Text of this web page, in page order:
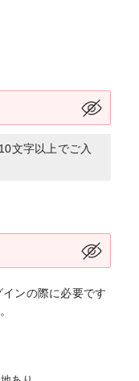
文字以上でご入
ンの際に必要です